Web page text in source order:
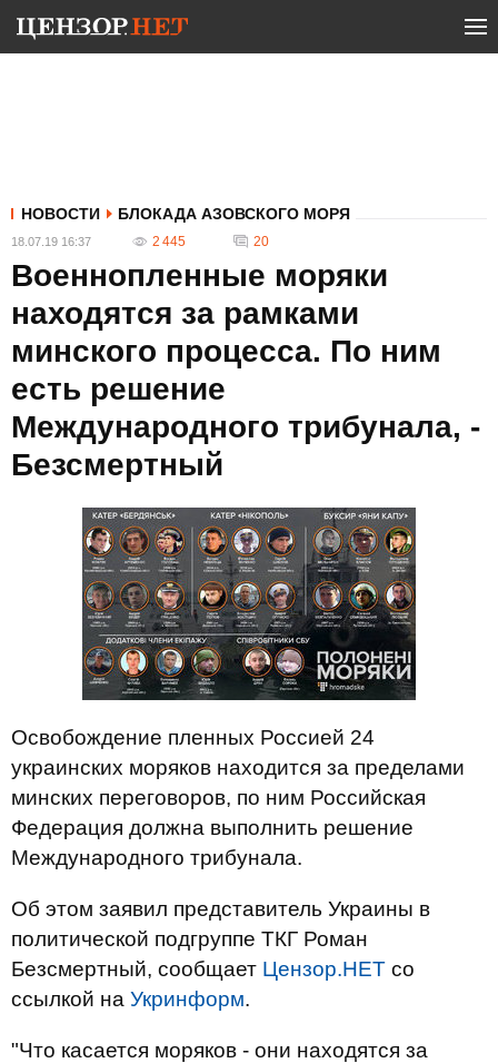
НОВОСТИ БЛОКАДА АЗОВСКОГО МОРЯ
18.07.19 16:37 2 445 20
Военнопленные моряки
находятся за рамками
минского процесса. По ним
есть решение
Международного трибунала, -
Безсмертный
Освобождение пленных Россией 24
украинских моряков находится за пределами
минских переговоров, по ним Российская
Федерация должна выполнить решение
Международного трибунала.
Об этом заявил представитель Украины в
политической подгруппе ТКГ Роман
Безсмертный, сообщает Цензор.НЕТ со
ссылкой на Укринформ.
"Что касается моряков - они находятся за